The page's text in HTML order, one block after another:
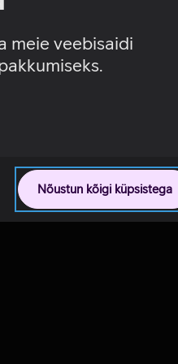
meie veebisaidi
Nõustun kõigi küpsistega